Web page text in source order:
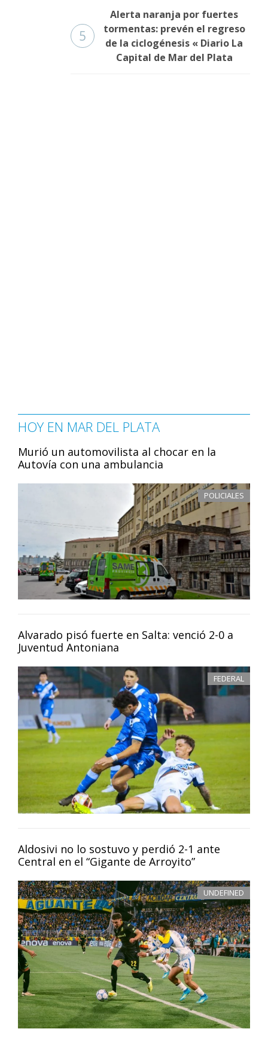
5
Alerta naranja por fuertes
tormentas: prevén el regreso
de la ciclogénesis « Diario La
Capital de Mar del Plata
HOY EN MAR DEL PLATA
Murió un automovilista al chocar en la
Autovía con una ambulancia
POLICIALES
Alvarado pisó fuerte en Salta: venció 2-0 a
Juventud Antoniana
FEDERAL
Aldosivi no lo sostuvo y perdió 2-1 ante
Central en el “Gigante de Arroyito”
UNDEFINED